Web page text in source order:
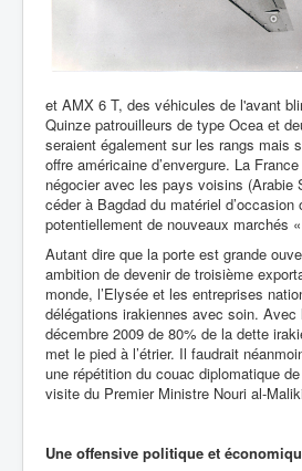
et AMX 6 T, des véhicules de l'avant
Quinze patrouilleurs de type Ocea et
seraient également sur les rangs mais
offre américaine d’envergure. La
négocier avec les pays voisins (Arabie
céder à Bagdad du matériel d’occasion
potentiellement de nouveaux marchés
Autant dire que la porte est grande
ambition de devenir de troisième
monde, l’Elysée et les entreprises
délégations irakiennes avec soin. Avec
décembre 2009 de 80% de la dette
met le pied à l’étrier. Il faudrait
une répétition du couac diplomatique
visite du Premier Ministre Nouri al-
Une offensive politique et